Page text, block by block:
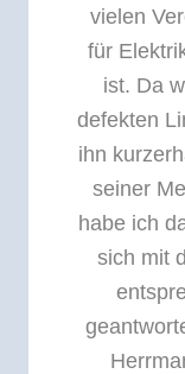
vielen
für
ist. Da
defekten
ihn
seiner
habe ich
sich mit